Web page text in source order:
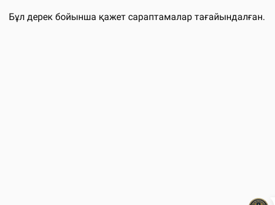
Бұл дерек бойынша қажет сараптамалар тағайындалған.